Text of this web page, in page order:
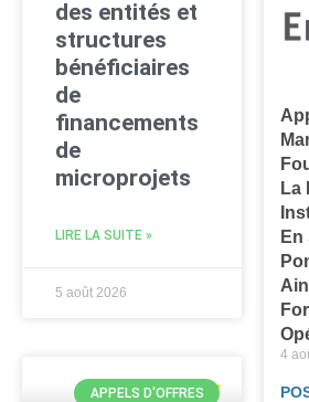
des entités et
structures
bénéficiaires
de
financements
de
microprojets
LIRE LA SUITE »
5 août 2026
APPELS D'OFFRES
La
En
4